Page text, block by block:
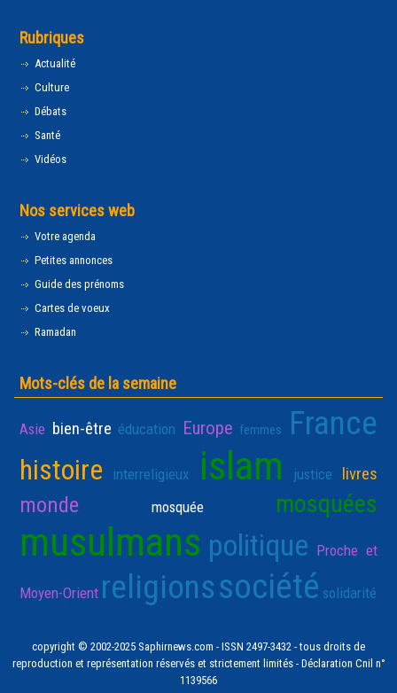
Rubriques
Actualité
Culture
Débats
Santé
Vidéos
Nos services web
Votre agenda
Petites annonces
Guide des prénoms
Cartes de voeux
Ramadan
Mots-clés de la semaine
Asie bien-être éducation Europe femmes France
histoire interreligieux islam justice livres
monde mosquée mosquées
musulmans politique Proche et
Moyen-Orient religionssociété solidarité
copyright © 2002-2025 Saphirnews.com - ISSN 2497-3432 - tous droits de
reproduction et représentation réservés et strictement limités - Déclaration Cnil n°
1139566